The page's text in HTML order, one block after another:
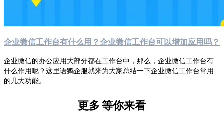
企业微信工作台有什么用？企业微信工作台可以增加应用吗？
企业微信的办公应用大部分都在工作台中，那么，企业微信工作台有
什么作用呢？这里语鹦企服就来为大家总结一下企业微信工作台常用
的几大功能。
更多等你来看